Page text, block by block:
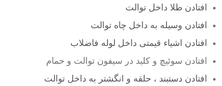
افتادن طلا داخل توالت
افتادن وسیله به داخل چاه توالت
افتادن اشیاء قیمتی داخل لوله فاضلاب
افتادن سوئیچ و کلید در سیفون توالت و حمام
افتادن دستبند ، حلقه و انگشتر به داخل توالت